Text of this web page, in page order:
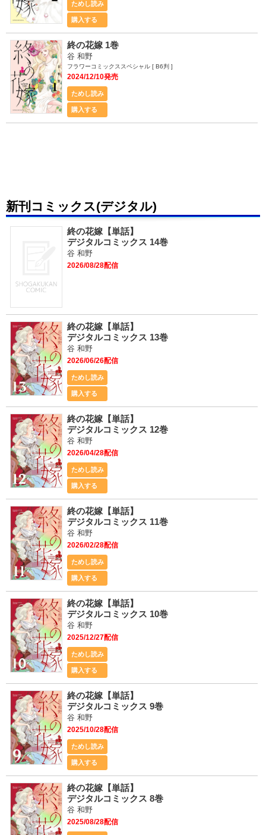
ためし読み
購入する
2024/12/10発売
谷 和野
終の花嫁 1巻
フラワーコミックススペシャル [ B6判 ]
ためし読み
購入する
新刊コミックス(デジタル)
2026/08/28配信
谷 和野
終の花嫁【単話】
デジタルコミックス 14巻
2026/06/26配信
谷 和野
終の花嫁【単話】
デジタルコミックス 13巻
ためし読み
購入する
2026/04/28配信
谷 和野
終の花嫁【単話】
デジタルコミックス 12巻
ためし読み
購入する
2026/02/28配信
谷 和野
終の花嫁【単話】
デジタルコミックス 11巻
ためし読み
購入する
2025/12/27配信
谷 和野
終の花嫁【単話】
デジタルコミックス 10巻
ためし読み
購入する
2025/10/28配信
谷 和野
終の花嫁【単話】
デジタルコミックス 9巻
ためし読み
購入する
2025/08/28配信
谷 和野
終の花嫁【単話】
デジタルコミックス 8巻